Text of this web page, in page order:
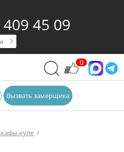
45 09
0
Вызвать замерщика
купе